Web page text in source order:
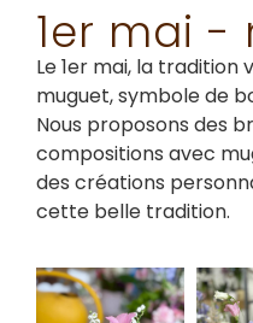
1er mai -
Le 1er mai, la tradition
muguet, symbole de
Nous proposons des
compositions avec
des créations
cette belle tradition.